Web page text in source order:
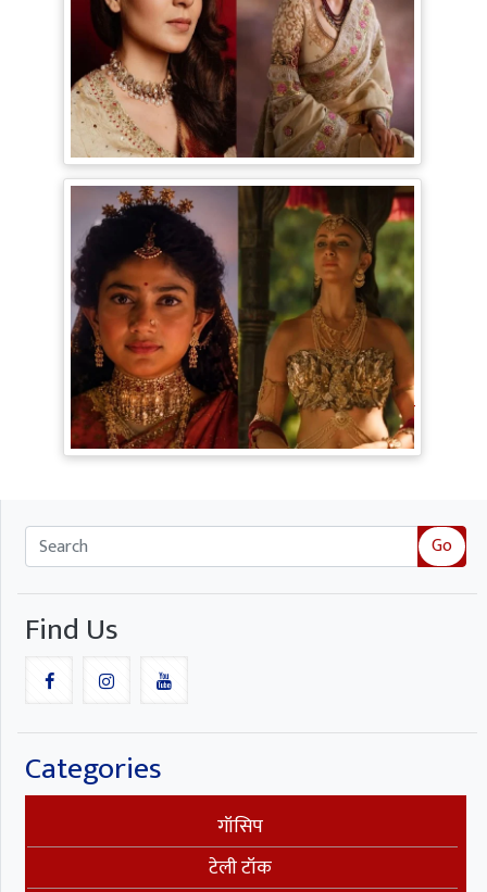
Bollywood Gossip: Gen Z को 'गटरछाप'
कहने वाली Kangana Ranaut के बदले सुर, दी
Digital Age में जीने की सीख
Ramayana Trailer: सीता से ज्यादा Rakul
Preet Singh की चर्चा, Shurpanakha के लुक
ने लूटी महफिल
Go
Find Us
Categories
गॉसिप
टेली टॉक